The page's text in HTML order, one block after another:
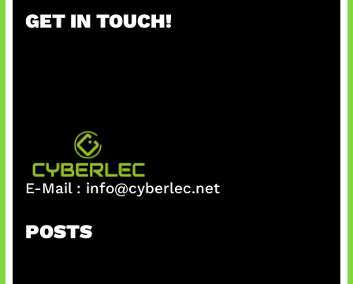
c
GET IN TOUCH!
E-Mail : info@cyberlec.net
POSTS